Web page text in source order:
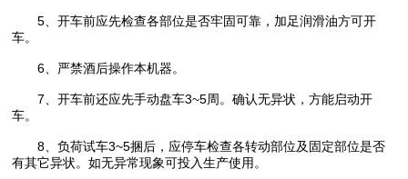
5、开车前应先检查各部位是否牢固可靠，加足润滑油方可开
车。
6、严禁酒后操作本机器。
7、开车前还应先手动盘车3~5周。确认无异状，方能启动开
车。
8、负荷试车3~5捆后，应停车检查各转动部位及固定部位是否
有其它异状。如无异常现象可投入生产使用。